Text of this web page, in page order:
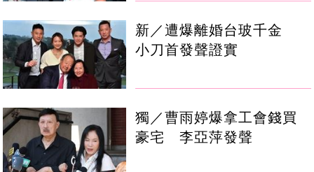
新／遭爆離婚台玻千金
小刀首發聲證實
獨／曹雨婷爆拿工會錢買
豪宅 李亞萍發聲